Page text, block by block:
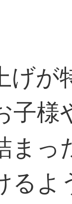
が
子様
まっ
るよ